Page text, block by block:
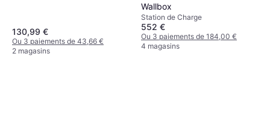
130,99 €
Ou 3 paiements de 43,66 €
2 magasins
Wallbox
Station de Charge
552 €
Ou 3 paiements de 184,00 €
4 magasins